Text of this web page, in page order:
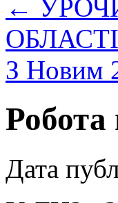
←
ОБЛАСТІ
З Новим
Дата